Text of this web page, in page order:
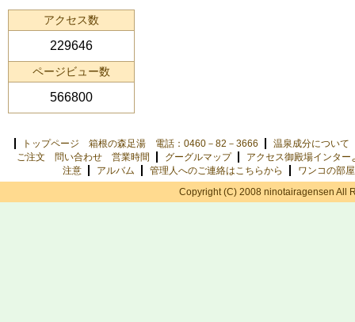
アクセス数
229646
ページビュー数
566800
トップページ 箱根の森足湯 電話：0460－82－3666
温泉成分について
ご注文 問い合わせ 営業時間
グーグルマップ
アクセス御殿場インター
注意
アルバム 管理人へのご連絡はこちらから
ワンコの部屋
Copyright (C) 2008 ninotairagensen All